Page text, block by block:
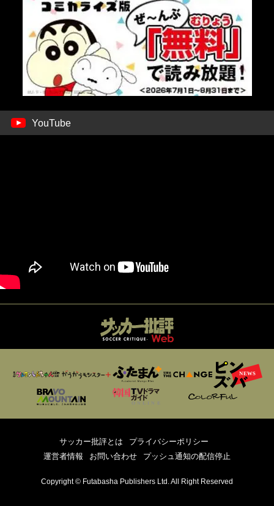
YouTube
サッカー批評とは
プライバシーポリシー
運営者情報
お問い合わせ プッシュ通知の配信停止
Copyright © Futabasha Publishers Ltd. All Right Reserved